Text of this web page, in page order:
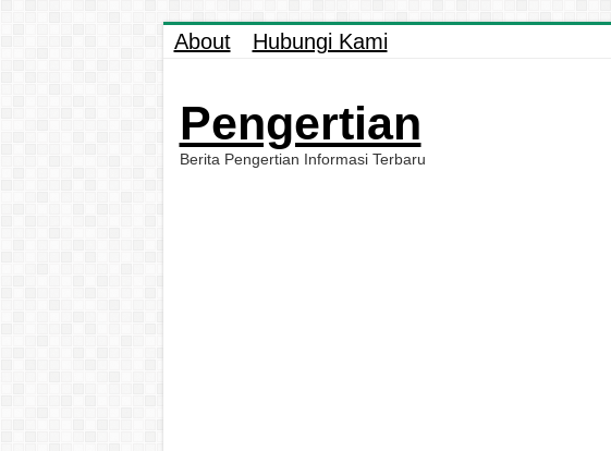
About Hubungi Kami
Pengertian
Berita Pengertian Informasi Terbaru